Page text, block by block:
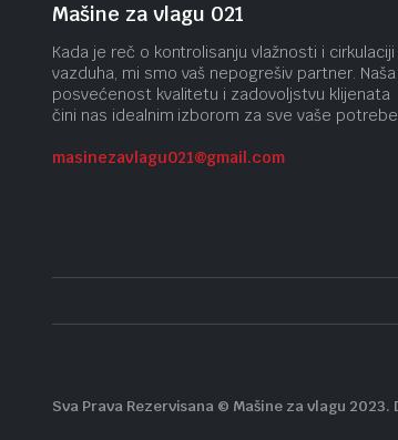
Mašine za vlagu 021
Kada je reč o kontrolisanju vlažnosti i cirkulaciji
vazduha, mi smo vaš nepogrešiv partner. Naša
posvećenost kvalitetu i zadovoljstvu klijenata
čini nas idealnim izborom za sve vaše
masinezavlagu021@gmail.com
Sva Prava Rezervisana © Mašine za vlagu